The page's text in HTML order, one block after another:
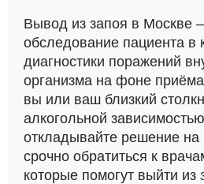
Вывод из запоя в Москве
обследование пациента в
диагностики поражений
организма на фоне
вы или ваш близкий
алкогольной
откладывайте решение
срочно обратиться к
которые помогут выйти из